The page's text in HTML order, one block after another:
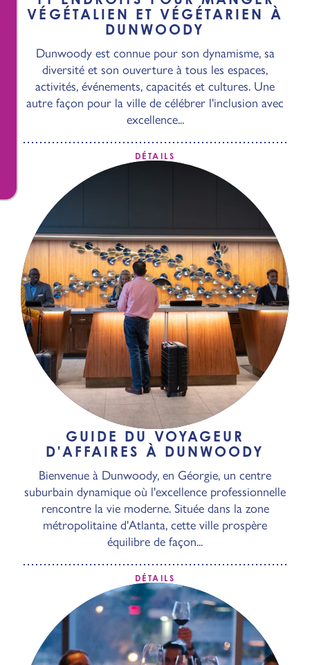
VÉGÉTALIEN ET VÉGÉTARIEN À
DUNWOODY
Dunwoody est connue pour son dynamisme, sa
diversité et son ouverture à tous les espaces,
activités, événements, capacités et cultures. Une
autre façon pour la ville de célébrer l'inclusion avec
excellence...
DÉTAILS
GUIDE DU VOYAGEUR
D'AFFAIRES À DUNWOODY
Bienvenue à Dunwoody, en Géorgie, un centre
suburbain dynamique où l'excellence professionnelle
rencontre la vie moderne. Située dans la zone
métropolitaine d'Atlanta, cette ville prospère
équilibre de façon...
DÉTAILS